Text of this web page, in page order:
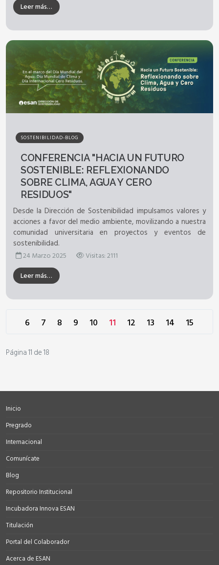
Leer más…
SOSTENIBILIDAD-BLOG
CONFERENCIA "HACIA UN FUTURO
SOSTENIBLE: REFLEXIONANDO
SOBRE CLIMA, AGUA Y CERO
RESIDUOS"
Desde la Dirección de Sostenibilidad impulsamos valores y
acciones a favor del medio ambiente, movilizando a nuestra
comunidad universitaria en proyectos y eventos de
sostenibilidad.
24 Marzo 2025
Visitas: 2111
Leer más…
6 7 8 9 10 11 12 13 14 15
Página 11 de 18
Inicio
Pregrado
Internacional
Comunícate
Blog
Repositorio Institucional
Incubadora Innova ESAN
Titulación
Portal del Colaborador
Acerca de ESAN